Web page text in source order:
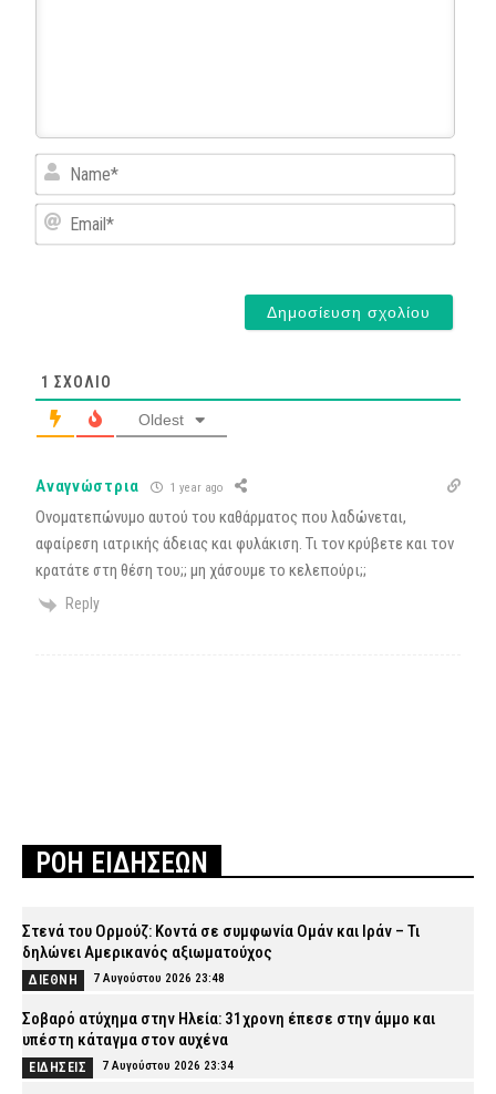
Email*
1 ΣΧΌΛΙΟ
Oldest
Αναγνώστρια 1 year ago
Ονοματεπώνυμο αυτού του καθάρματος που λαδώνεται,
αφαίρεση ιατρικής άδειας και φυλάκιση. Τι τον κρύβετε και τον
κρατάτε στη θέση του;; μη χάσουμε το κελεπούρι;;
Reply
ΡΟΗ ΕΙΔΗΣΕΩΝ
Στενά του Ορμούζ: Κοντά σε συμφωνία Ομάν και Ιράν – Τι
δηλώνει Αμερικανός αξιωματούχος
ΔΙΕΘΝΗ 7 Αυγούστου 2026 23:48
Σοβαρό ατύχημα στην Ηλεία: 31χρονη έπεσε στην άμμο και
υπέστη κάταγμα στον αυχένα
ΕΙΔΗΣΕΙΣ 7 Αυγούστου 2026 23:34